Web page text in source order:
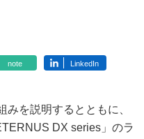
note LinkedIn
を説明するとともに、
DX series」のラ